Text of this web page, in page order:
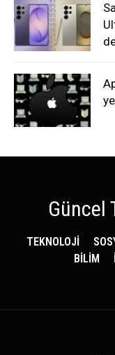
Güncel
TEKNOLOJİ
BİLİM